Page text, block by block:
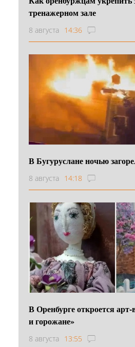
тренажерном зале
8 августа 14:36
В Бугуруслане ночью
8 августа 14:18
В Оренбурге откроется
и горожане»
8 августа 13:55